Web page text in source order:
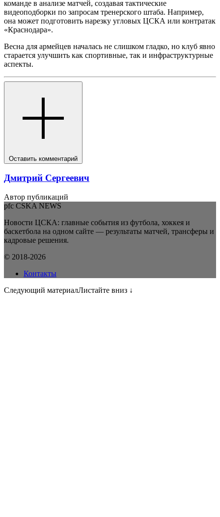
команде в анализе матчей, создавая тактические
видеоподборки по запросам тренерского штаба. Например,
она может подготовить нарезку угловых ЦСКА или контратак
«Краснодара».
Весна для армейцев началась не слишком гладко, но клуб явно
старается улучшить как спортивные, так и инфраструктурные
аспекты.
Оставить комментарий
Дмитрий Сергеевич
Автор публикаций
pfc CSKA NEWS
Новости ЦСКА: главные события из футбола, хоккея и
баскетбола на одном сайте — результаты матчей, трансферы и
кадровые решения.
© 2018-2026
Контакты
Следующий материалЛистайте вниз ↓